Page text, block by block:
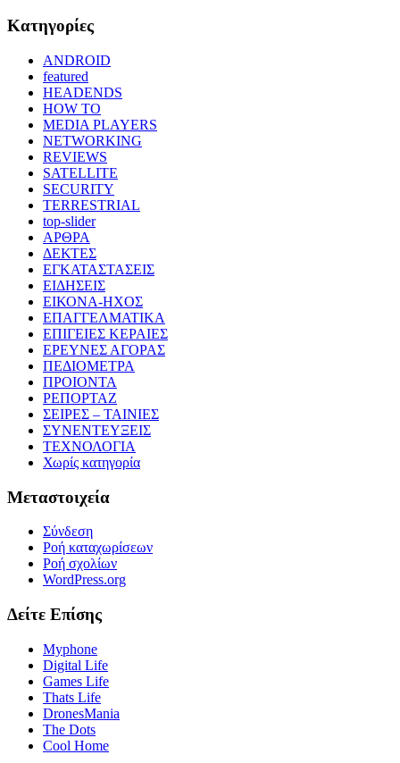
Kατηγορίες
ANDROID
featured
HEADENDS
HOW TO
MEDIA PLAYERS
NETWORKING
REVIEWS
SATELLITE
SECURITY
TERRESTRIAL
top-slider
ΑΡΘΡΑ
ΔΕΚΤΕΣ
ΕΓΚΑΤΑΣΤΑΣΕΙΣ
ΕΙΔΗΣΕΙΣ
ΕΙΚΟΝΑ-ΗΧΟΣ
ΕΠΑΓΓΕΛΜΑΤΙΚΑ
ΕΠΙΓΕΙΕΣ ΚΕΡΑΙΕΣ
ΕΡΕΥΝΕΣ ΑΓΟΡΑΣ
ΠΕΔΙΟΜΕΤΡΑ
ΠΡΟΙΟΝΤΑ
ΡΕΠΟΡΤΑΖ
ΣΕΙΡΕΣ – ΤΑΙΝΙΕΣ
ΣΥΝΕΝΤΕΥΞΕΙΣ
ΤΕΧΝΟΛΟΓΙΑ
Χωρίς κατηγορία
Μεταστοιχεία
Σύνδεση
Ροή καταχωρίσεων
Ροή σχολίων
WordPress.org
Δείτε Επίσης
Myphone
Digital Life
Games Life
Thats Life
DronesMania
The Dots
Cool Home